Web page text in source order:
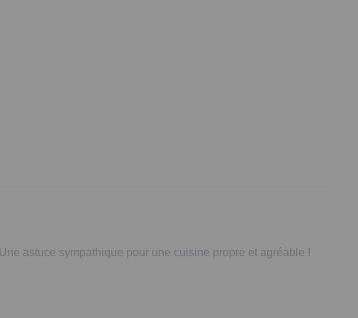
astuce sympathique pour une cuisine propre et agréable !